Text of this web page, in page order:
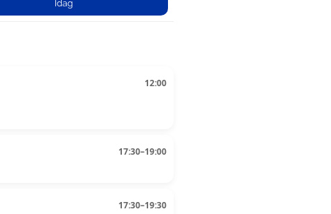
Idag
12:00
17:30–19:00
17:30–19:30